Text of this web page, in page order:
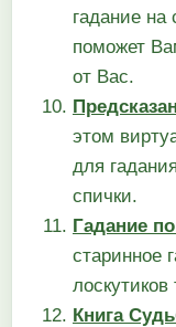
гадание на
поможет
от Вас.
этом
для
спички.
Гадание
старинное
лоскутиков
Книга